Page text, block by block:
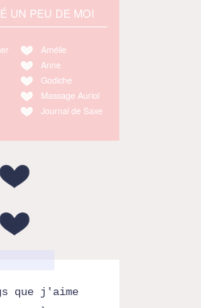
UN PEU DE MOI
Amélie
Anne
Godiche
Massage Auriol
Journal de Saxe
que j'aime